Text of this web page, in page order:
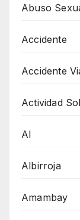
Abuso
Accidente
Accidente
Actividad
AI
Albirroja
Amambay